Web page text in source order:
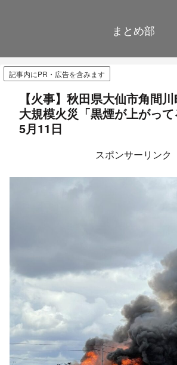
まとめ部
記事内にPR・広告を含みます
【火事】秋田県大仙市角間
大規模火災「黒煙が上がっ
5月11日
スポンサーリンク